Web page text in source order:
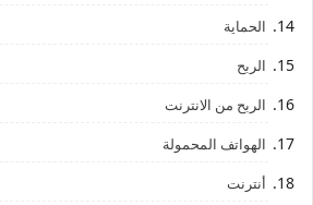
الحماية
الربح
الربح من الانترنت
الهواتف المحمولة
أنترنت